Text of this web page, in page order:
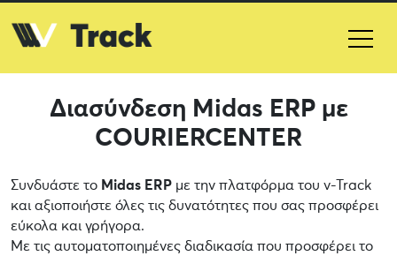
Διασύνδεση Midas ERP με
COURIERCENTER
Συνδυάστε το Midas ERP με την πλατφόρμα του v-Track
και αξιοποιήστε όλες τις δυνατότητες που σας προσφέρει
εύκολα και γρήγορα.
Με τις αυτοματοποιημένες διαδικασία που προσφέρει το